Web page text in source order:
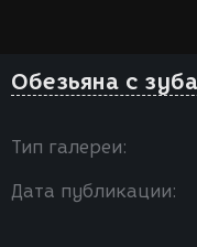
Обезьяна с
Тип галереи:
Дата публикации: